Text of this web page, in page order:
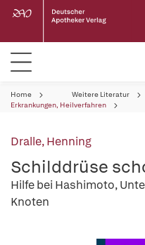
Home Weitere Literatur
Erkrankungen, Heilverfahren
Dralle, Henning
Schilddrüse
Hilfe bei Hashimoto,
Knoten